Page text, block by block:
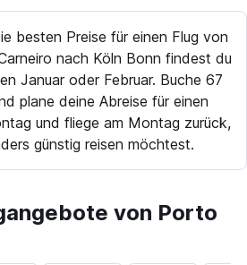
besten Preise für einen Flug von
nach Köln Bonn findest du
Januar oder Februar. Buche 67
plane deine Abreise für einen
und fliege am Montag zurück,
günstig reisen möchtest.
von Porto